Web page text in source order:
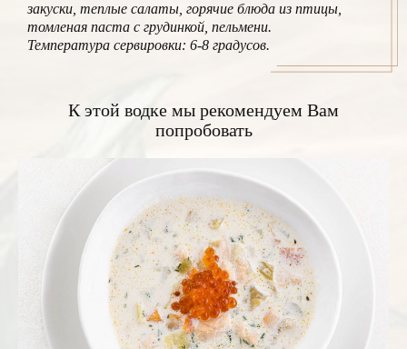
закуски, теплые салаты, горячие блюда из птицы,
томленая паста с грудинкой, пельмени.
Температура сервировки: 6-8 градусов.
К этой водке мы рекомендуем Вам
попробовать